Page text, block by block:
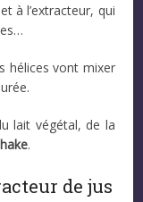
à l’extracteur, qui
hélices vont mixer
lait végétal, de la
.
de jus